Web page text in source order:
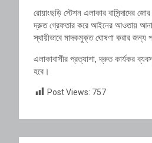
রোয়াংছড়ি স্টেশন এলাকার বাসিন্দাদের
দ্রুত গ্রেফতার করে আইনের আওতায় আনা
স্থায়ীভাবে মাদকমুক্ত ঘোষণা করার জন্য
এলাকাবাসীর প্রত্যাশা, দ্রুত কার্যকর
হবে।
Post Views: 757